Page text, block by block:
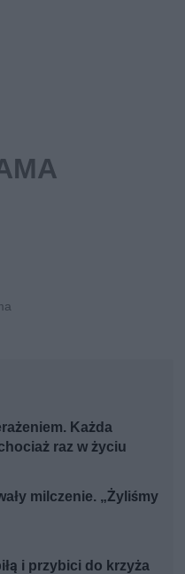
Każda
raz w życiu
milczenie. „Żyliśmy
i przybici do krzyża